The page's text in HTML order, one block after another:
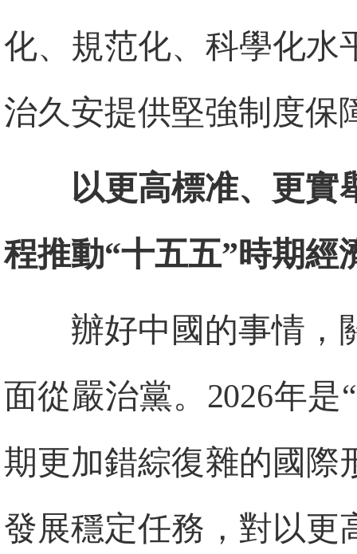
化、規范化、科學化水
治久安提供堅強制度保
以更高標准、更實
程推動“十五五”時期經
辦好中國的事情，
面從嚴治黨。2026年
期更加錯綜復雜的國際
發展穩定任務，對以更